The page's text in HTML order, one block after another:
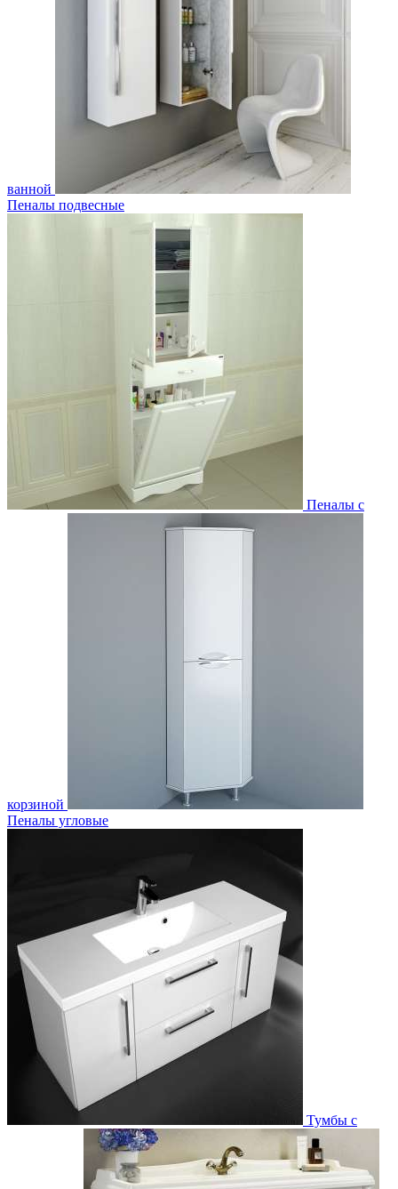
ванной
Пеналы подвесные
Пеналы с
корзиной
Пеналы угловые
Тумбы с